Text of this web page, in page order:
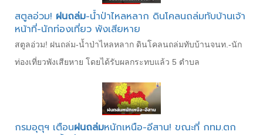
สตูลอ่วม! ฝนถล่ม-น้ำป่าไหลหลาก ดินโคลนถล่มทับบ้านเจ้า
หน้าที่-นักท่องเที่ยว พังเสียหาย
สตูลอ่วม! ฝนถล่ม-น้ำป่าไหลหลาก ดินโคลนถล่มทับบ้านจนท.-นัก
ท่องเที่ยวพังเสียหาย โดยได้รับผลกระทบแล้ว 5 ตำบล
กรมอุตุฯ เตือนฝนถล่มหนักเหนือ-อีสาน! ขณะที่ กทม.ตก